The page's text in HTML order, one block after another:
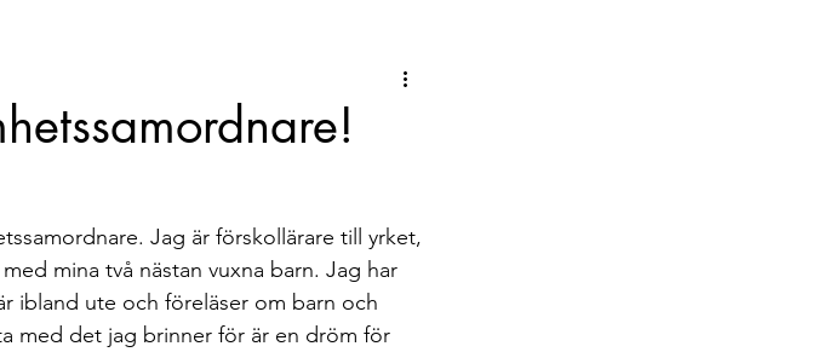
Mathilda tipsar om böcker!
Jag är förskollärare till yrket,
mina två nästan vuxna barn. Jag har
ibland ute och föreläser om barn och
med det jag brinner för är en dröm för